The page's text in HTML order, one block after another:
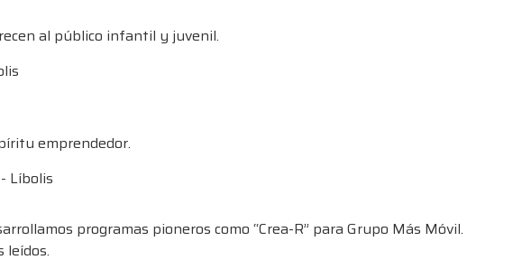
al público infantil y juvenil.
emprendedor.
programas pioneros como “Crea-R” para Grupo Más Móvil.
leídos.